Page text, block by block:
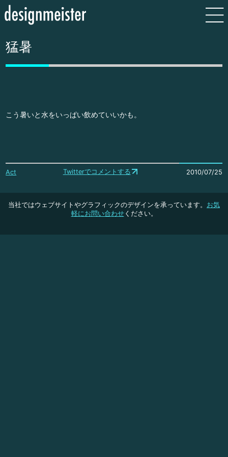
猛暑
こう暑いと水をいっぱい飲めていいかも。
Act Twitterでコメントする 2010/07/25
当社ではウェブサイトやグラフィックのデザインを承っています。 お気
軽にお問い合わせください。